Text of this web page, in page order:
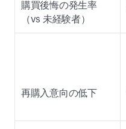
購買後悔の発生率
（vs 未経験者）
再購入意向の低下